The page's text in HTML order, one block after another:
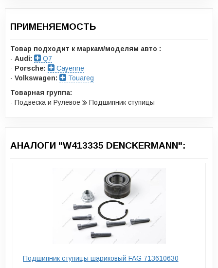
ПРИМЕНЯЕМОСТЬ
Товар подходит к маркам/моделям авто :
- Audi:
Q7
- Porsche:
Cayenne
- Volkswagen:
Touareg
Товарная группа:
- Подвеска и Рулевое
Подшипник ступицы
АНАЛОГИ "W413335 DENCKERMANN":
Подшипник ступицы шариковый FAG 713610630